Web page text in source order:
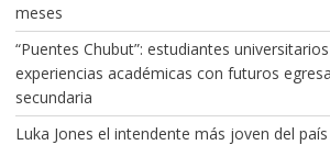
meses
“Puentes Chubut”: estudiantes
experiencias académicas con futuros
secundaria
Luka Jones el intendente más joven del